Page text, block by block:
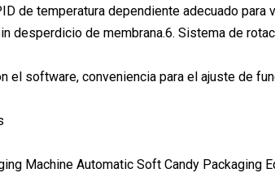
de temperatura dependiente adecuado
desperdicio de membrana.6. Sistema de
el software, conveniencia para el ajuste de